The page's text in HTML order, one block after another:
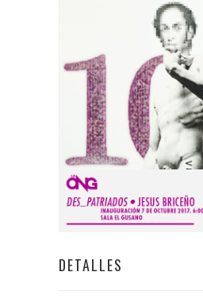
DETALLES